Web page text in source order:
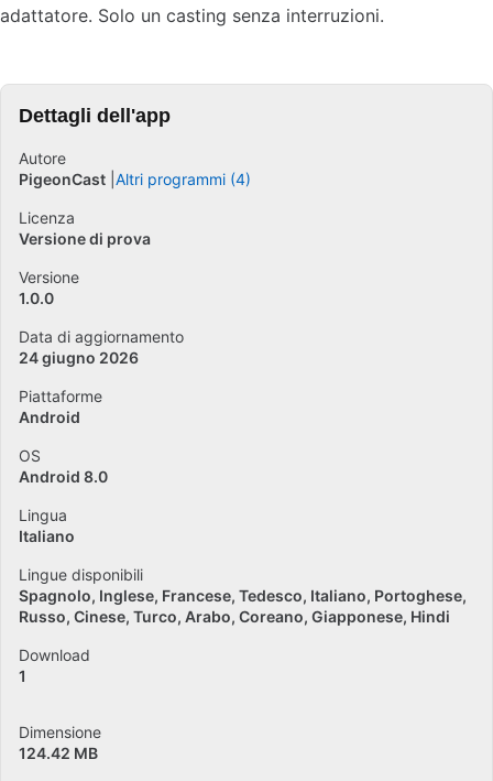
adattatore. Solo un casting senza interruzioni.
Dettagli dell'app
Autore
PigeonCast Altri programmi (4)
Licenza
Versione di prova
Versione
1.0.0
Data di aggiornamento
24 giugno 2026
Piattaforme
Android
OS
Android 8.0
Lingua
Italiano
Lingue disponibili
Spagnolo Inglese Francese Tedesco Italiano Portoghese
Russo Cinese Turco Arabo Coreano Giapponese Hindi
Download
1
Dimensione
124.42 MB